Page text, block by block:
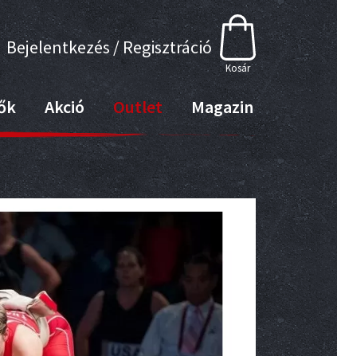
Bejelentkezés / Regisztráció
Kosár
Akció Outlet Magazin